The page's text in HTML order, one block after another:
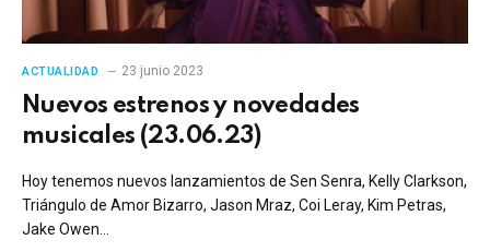
ACTUALIDAD 23 junio 2023
Nuevos estrenos y novedades
musicales (23.06.23)
Hoy tenemos nuevos lanzamientos de Sen Senra, Kelly Clarkson,
Triángulo de Amor Bizarro, Jason Mraz, Coi Leray, Kim Petras,
Jake Owen…